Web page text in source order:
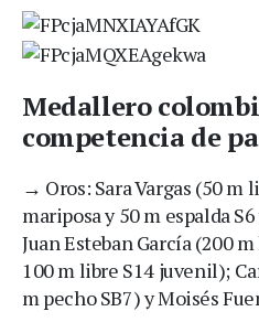
Medallero
competencia de
→ Oros: Sara Vargas (50 m
mariposa y 50 m espalda
Juan Esteban García (200
100 m libre S14 juvenil);
m pecho SB7) y Moisés